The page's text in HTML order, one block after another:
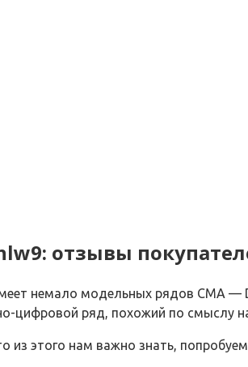
отзывы
немало модельных рядов СМА —
цифровой ряд, похожий по смыслу
из этого нам важно знать,